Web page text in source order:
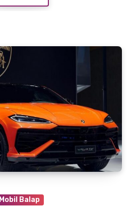
Mobil Balap